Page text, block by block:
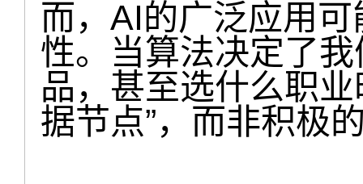
而，AI的广泛应用
性。当算法决定了
品，甚至选什么职
据节点”，而非积极